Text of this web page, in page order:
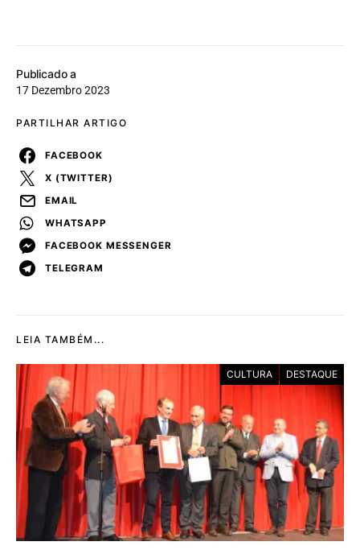
Publicado a
17 Dezembro 2023
PARTILHAR ARTIGO
FACEBOOK
X (TWITTER)
EMAIL
WHATSAPP
FACEBOOK MESSENGER
TELEGRAM
LEIA TAMBÉM...
CULTURA DESTAQUE